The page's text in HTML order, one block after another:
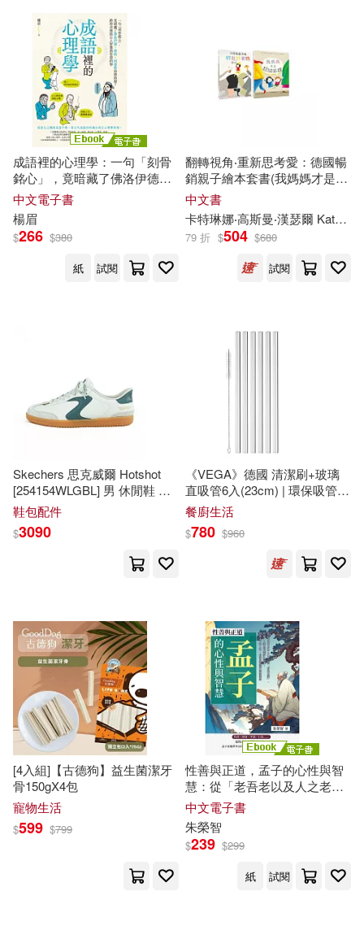
苫野一德(2)
莉莎‧潔諾娃(2) 菅原健一(2)
華特．班雅明(2)
菲力醫師（Doc Felix）(2)
葉啟政(2)
葛蘭．薩巴帝爾(2)
蘿蘋˙A.˙潔思(2)
裘德．康恩(2)
西格蒙德．佛洛伊德(2)
貝恩德．羅爾夫(2)
賽門‧西奈克(2)
賽門．西奈克(2) 趙盛梅(2)
連掌旭(2) 邁可‧桑德爾(2)
邊和平(2) 郭立東(2)
鄭吉雄(2)
經濟管理出版社(4)
良品文化(4)
華東理工大學出版社(4)
遼寧大學出版社(4) 韋伯(4)
三采(3)
上海科技教育出版社(3)
中國中醫藥出版社(3)
中國宇航出版社(3)
中國林業出版社(3)
中國物資出版社(3)
成語裡的心理學：一句「刻骨
銘心」，竟暗藏了佛洛伊德、
榮格、阿德勒的情結說?跨時空
連結古人智慧與思想科學 (電子
書)
中文電子書
楊眉
$266 $380
紙
試閱
翻轉視角‧重新思考愛：德國暢
銷親子繪本套書(我媽媽才是超
級英雄、教出乖巧好爸媽：父
母教養手冊)
中文書
卡特琳娜‧高斯曼‧漢瑟爾 Katharina Grossmann-Hensel
79 折 $504 $680
試閱
Skechers 思克威爾 Hotshot
[254154WLGBL] 男 休閒鞋 德
訓鞋 寬楦 舒適 灰黑 26.5cm
灰/黑
鞋包配件
$3090
《VEGA》德國 清潔刷+玻璃
直吸管6入(23cm) | 環保吸管
飲料杯 手搖杯 吸管刷
餐廚生活
$780 $960
[4入組]【古德狗】益生菌潔牙
骨150gX4包
寵物生活
$599 $799
性善與正道，孟子的心性與智
慧：從「老吾老以及人之老」
到「捨我其誰」，30篇引人深
思的儒家生命課，探索孟子對
人性、政治與道德的深刻洞察
(電子書)
中文電子書
朱榮智
$239 $299
紙
試閱